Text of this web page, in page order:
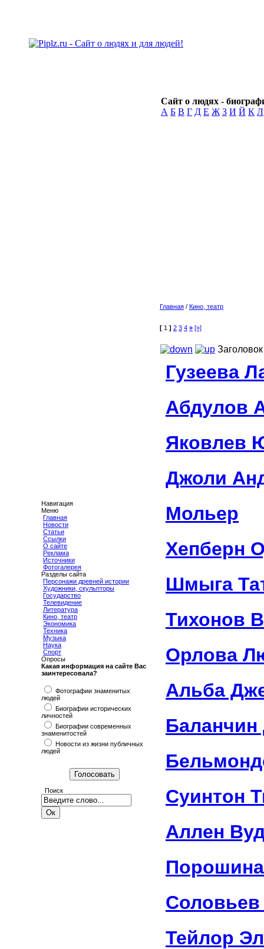
Сайт о людях -
А Б В Г Д Е Ж З И Й К Л
Навигация
Меню
Главная
Новости
Статьи
Ссылки
О сайте
Реклама
Источники
Фотогалерея
Разделы сайта
Персонажи древней истории
Художники, скульпторы
Государство
Телевидение
Литература
Кино, театр
Экономика
Техника
Музыка
Наука
Спорт
Опросы
Какая информация на сайте Вас
заинтересовала?
Фотографии знаменитых
людей
Биографии исторических
личностей
Биографии современных
знаменитостей
Новости из жизни публичных
людей
Поиск
Главная / Кино, театр
[ 1 ] 2 3 4 » [»]
Заголовок
Гузеева
Абдулов
Яковлев
Джоли
Мольер
Хепберн
Шмыга
Тихонов
Орлова
Альба
Суинтон
Аллен
Соловьев
Тейлор